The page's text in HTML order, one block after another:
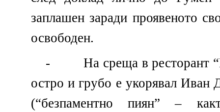
заплашен заради проявеното
освободен.
-
На среща в ресторант
остро и грубо е укорявал
(“безпаментно пиян” –